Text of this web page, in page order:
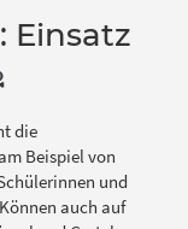
die
Beispiel von
und
auch auf